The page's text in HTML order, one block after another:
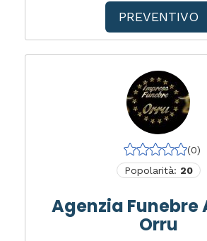
PREVENTIVO
(0)
Popolarità: 20
Agenzia Funebre
Orru